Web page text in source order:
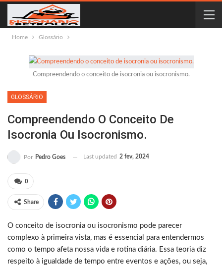
Home Glossário
Compreendendo o conceito de isocronia ou isocronismo.
GLOSSÁRIO
Compreendendo O Conceito De
Isocronia Ou Isocronismo.
Por Pedro Goes Last updated 2 fev, 2024
0
Share
O conceito de isocronia ou isocronismo pode parecer
complexo à primeira vista, mas é essencial para entendermos
como o tempo afeta nossa vida e rotina diária. Essa teoria diz
respeito à igualdade de tempo entre eventos e ações, ou seja,